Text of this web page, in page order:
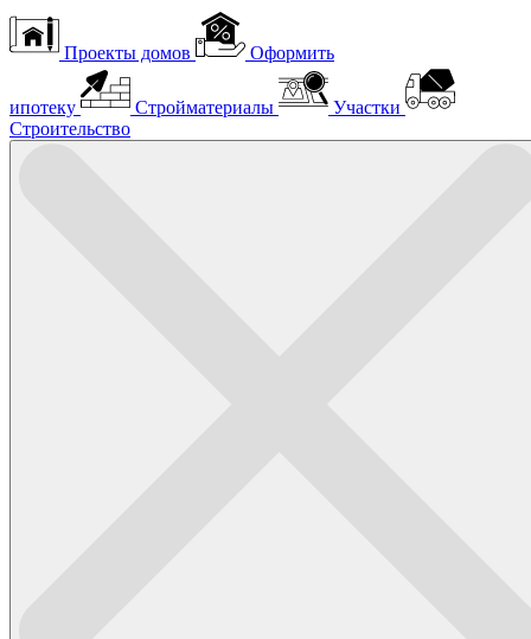
Проекты домов Оформить
ипотеку Стройматериалы
Участки
Строительство